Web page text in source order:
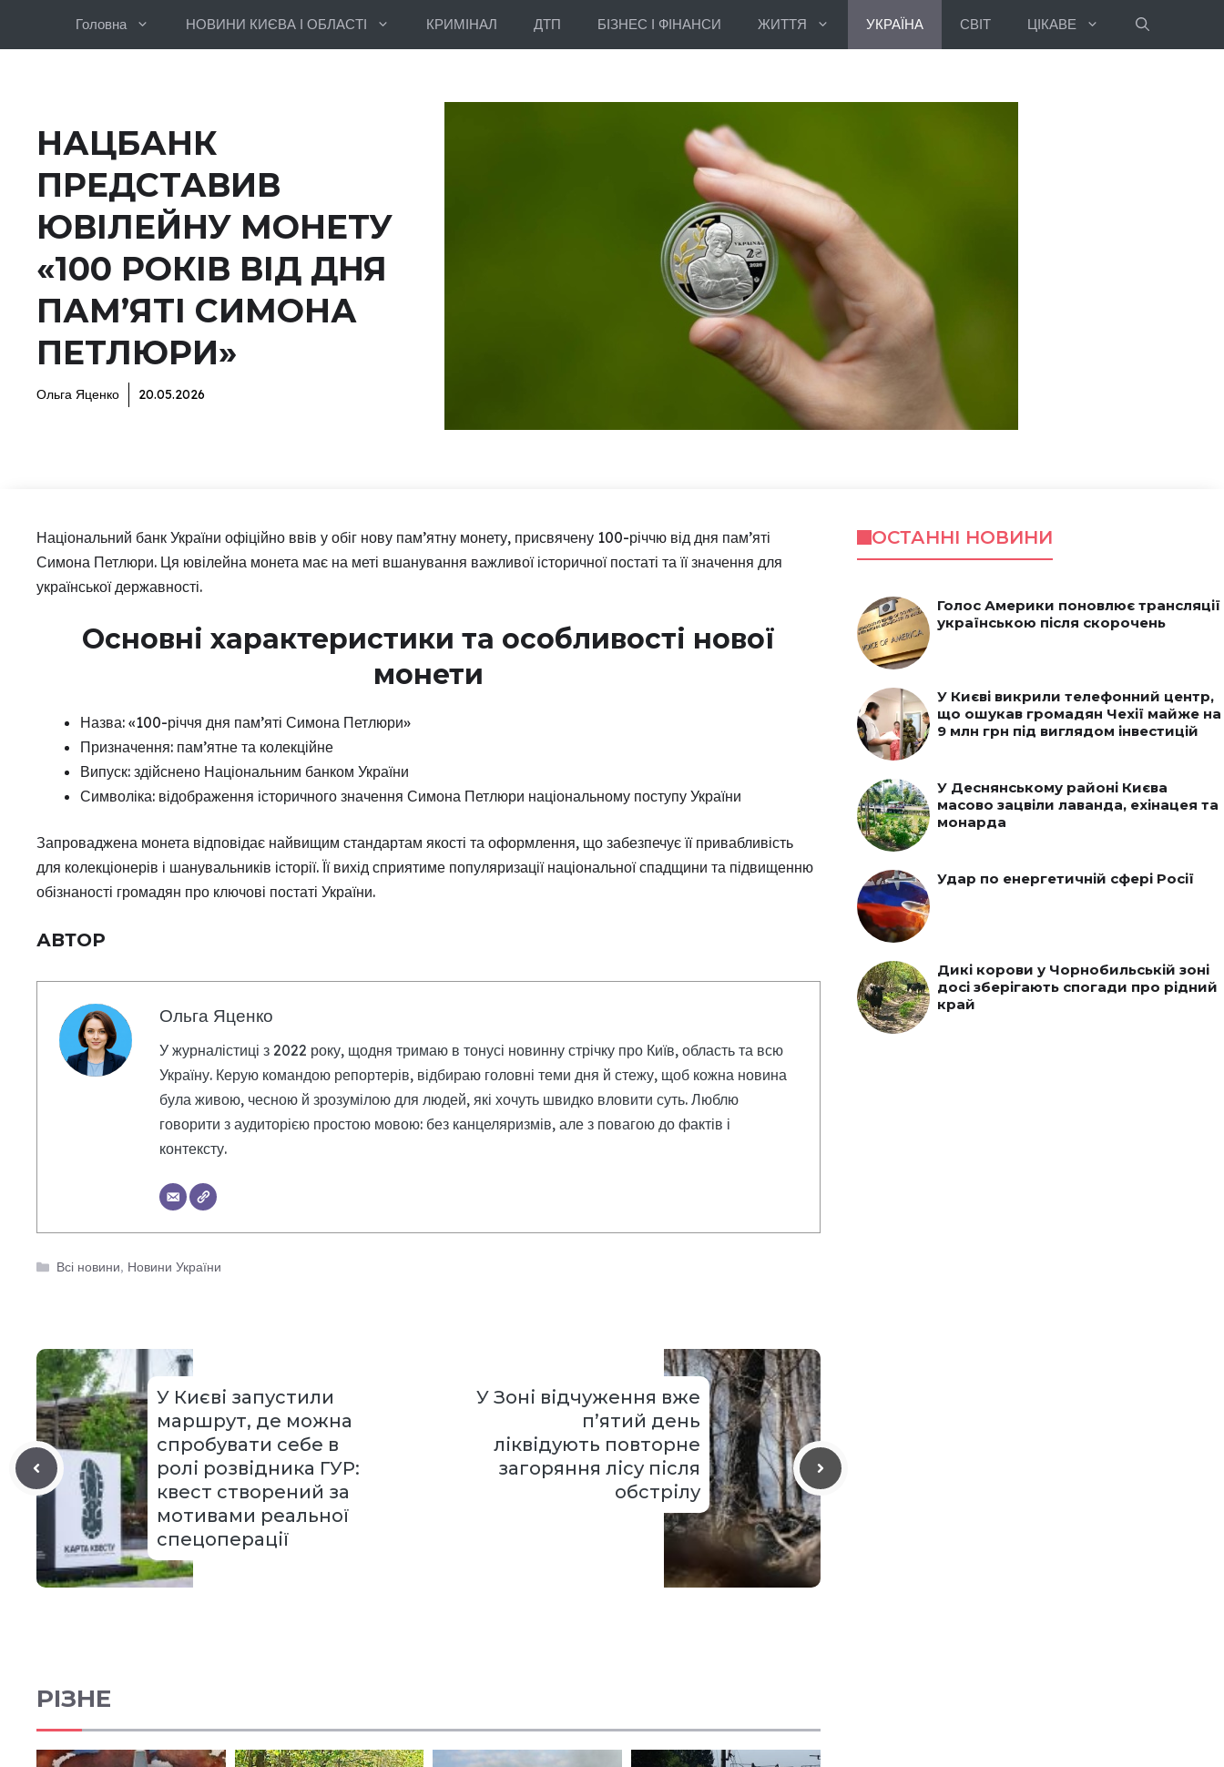
Головна НОВИНИ КИЄВА І ОБЛАСТІ КРИМІНАЛ ДТП БІЗНЕС І ФІНАНСИ ЖИТТЯ УКРАЇНА СВІТ ЦІКАВЕ
НАЦБАНК
ПРЕДСТАВИВ
ЮВІЛЕЙНУ МОНЕТУ
«100 РОКІВ ВІД ДНЯ
ПАМ’ЯТІ СИМОНА
ПЕТЛЮРИ»
Ольга Яценко 20.05.2026
Національний банк України офіційно ввів у обіг нову пам’ятну монету, присвячену 100-річчю від дня пам’яті
Симона Петлюри. Ця ювілейна монета має на меті вшанування важливої історичної постаті та її значення для
української державності.
Основні характеристики та особливості нової
монети
Назва: «100-річчя дня пам’яті Симона Петлюри»
Призначення: пам’ятне та колекційне
Випуск: здійснено Національним банком України
Символіка: відображення історичного значення Симона Петлюри національному поступу України
Запроваджена монета відповідає найвищим стандартам якості та оформлення, що забезпечує її привабливість
для колекціонерів і шанувальників історії. Її вихід сприятиме популяризації національної спадщини та підвищенню
обізнаності громадян про ключові постаті України.
АВТОР
Ольга Яценко
У журналістиці з 2022 року, щодня тримаю в тонусі новинну стрічку про Київ, область та всю
Україну. Керую командою репортерів, відбираю головні теми дня й стежу, щоб кожна новина
була живою, чесною й зрозумілою для людей, які хочуть швидко вловити суть. Люблю
говорити з аудиторією простою мовою: без канцеляризмів, але з повагою до фактів і
контексту.
Категорії
Всі новини, Новини України
У Києві запустили
маршрут, де можна
спробувати себе в
ролі розвідника ГУР:
квест створений за
мотивами реальної
спецоперації
У Зоні відчуження вже
п’ятий день
ліквідують повторне
загоряння лісу після
обстрілу
РІЗНЕ
ОСТАННІ НОВИНИ
Голос Америки поновлює трансляції
українською після скорочень
У Києві викрили телефонний центр,
що ошукав громадян Чехії майже на
9 млн грн під виглядом інвестицій
У Деснянському районі Києва
масово зацвіли лаванда, ехінацея та
монарда
Удар по енергетичній сфері Росії
Дикі корови у Чорнобильській зоні
досі зберігають спогади про рідний
край